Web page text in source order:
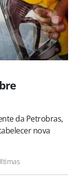
da Petrobras,
nova